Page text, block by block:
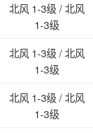
北风 1-3级 / 北风
1-3级
北风 1-3级 / 北风
1-3级
北风 1-3级 / 北风
1-3级